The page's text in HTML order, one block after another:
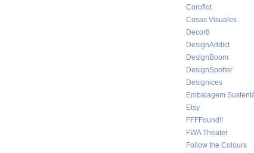
Coroflot
Cosas Visuales
Decor8
DesignAddict
DesignBoom
DesignSpotter
Designices
Embalagem
Etsy
FFFFound!!
FWA Theater
Follow the Colours